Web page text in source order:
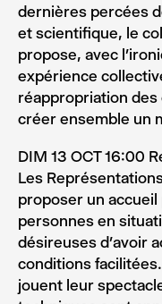
dernières percées
et scientifique, le
propose, avec
expérience
réappropriation des
créer ensemble un
DIM 13 OCT 16:00
Les
proposer un
personnes en
désireuses d’avoir
conditions
jouent leur